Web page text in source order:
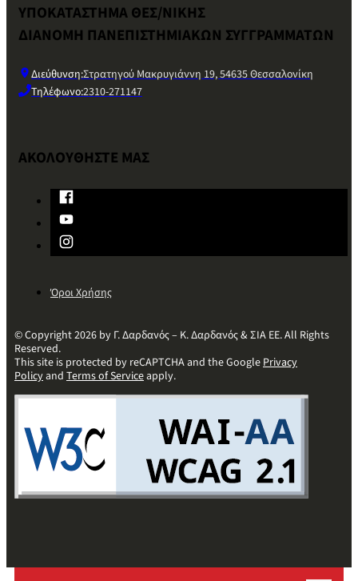
ΥΠΟΚΑΤΑΣΤΗΜΑ ΘΕΣ/ΝΙΚΗΣ
ΔΙΑΝΟΜΗ ΠΑΝΕΠΙΣΤΗΜΙΑΚΩΝ ΣΥΓΓΡΑΜΜΑΤΩΝ
Διεύθυνση:Στρατηγού Μακρυγιάννη 19, 54635 Θεσσαλονίκη
Τηλέφωνο:2310-271147
ΑΚΟΛΟΥΘΗΣΤΕ ΜΑΣ
Όροι Χρήσης
© Copyright 2026 by Γ. Δαρδανός – Κ. Δαρδανός & ΣΙΑ ΕΕ. All Rights
Reserved.
This site is protected by reCAPTCHA and the GooglePrivacy
Policyand Terms of Serviceapply.